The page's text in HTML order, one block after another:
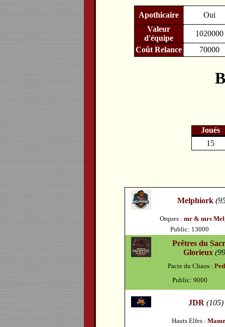
Apothicaire
Oui
Valeur
d'équipe
1020000
Coût Relance
70000
Joués
15
Melphiork
Orques : mr & mrs
Public: 13000
Prêtres du
Glorieux
Pacte du Chaos :
Public: 9000
JDR (105)
Hauts Elfes :